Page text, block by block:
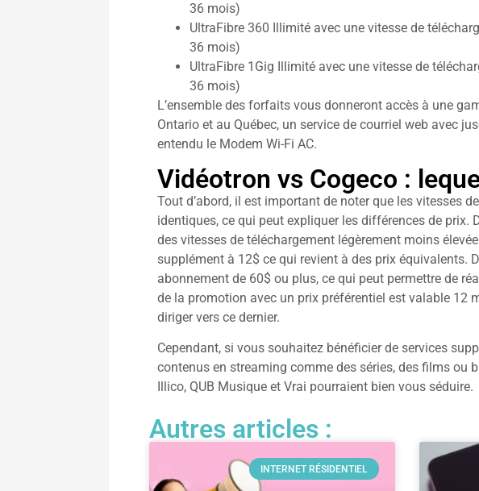
36 mois)
UltraFibre 360 Illimité avec une vitesse de
36 mois)
UltraFibre 1Gig Illimité avec une vitesse de
36 mois)
L’ensemble des forfaits vous donneront accès à une
Ontario et au Québec, un service de courriel web avec
entendu le Modem Wi-Fi AC.
Vidéotron vs Cogeco :
Tout d’abord, il est important de noter que les vitesses
identiques, ce qui peut expliquer les différences de
des vitesses de téléchargement légèrement moins
supplément à 12$ ce qui revient à des prix équivalents.
abonnement de 60$ ou plus, ce qui peut permettre de
de la promotion avec un prix préférentiel est valable 12
diriger vers ce dernier.
Cependant, si vous souhaitez bénéficier de services
contenus en streaming comme des séries, des films ou
Illico, QUB Musique et Vrai pourraient bien vous séduire.
Autres articles :
INTERNET RÉSIDENTIEL